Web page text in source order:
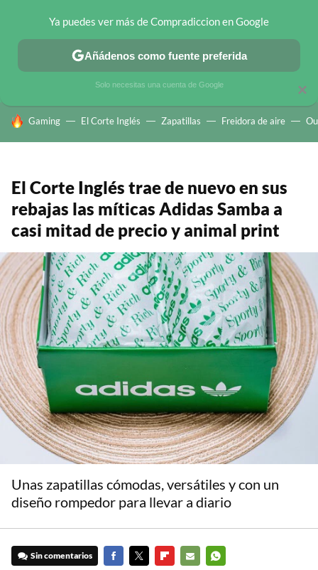
CHOLLOS TELEGRAM OFERTAS EN MÓVILES OFERTAS EN
HOY SE HABLA DE
Gaming El Corte Inglés Zapatillas Freidora de aire
El Corte Inglés trae de nuevo en sus
rebajas las míticas Adidas Samba a
casi mitad de precio y animal print
Unas zapatillas cómodas, versátiles y con un
diseño rompedor para llevar a diario
Sin comentarios
×
Ya puedes ver más de Compradiccion en Google
Añádenos como fuente preferida
Solo necesitas una cuenta de Google